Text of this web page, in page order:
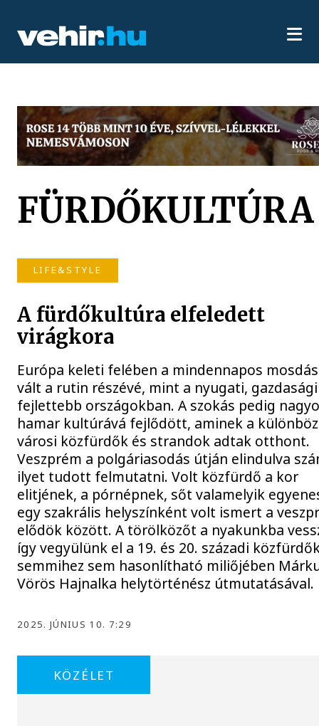
FÜRDŐKULTÚRA
LIFE&STYLE
A fürdőkultúra elfeledett
virágkora
Európa keleti felében a mindennapos
vált a rutin részévé, mint a nyugati,
fejlettebb országokban. A szokás pedig
hamar kultúrává fejlődött, aminek a
városi közfürdők és strandok adtak otthont.
Veszprém a polgáriasodás útján elindulva
ilyet tudott felmutatni. Volt közfürdő a kor
elitjének, a pórnépnek, sőt valamelyik
egy szakrális helyszínként volt ismert a
elődök között. A törölközőt a nyakunkba
így vegyülünk el a 19. és 20. századi
semmihez sem hasonlítható miliőjében
Vörös Hajnalka helytörténész útmutatásával.
2025. JÚNIUS 10. 7:29
KÖZÉLET